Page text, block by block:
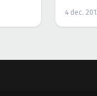
4 dec.